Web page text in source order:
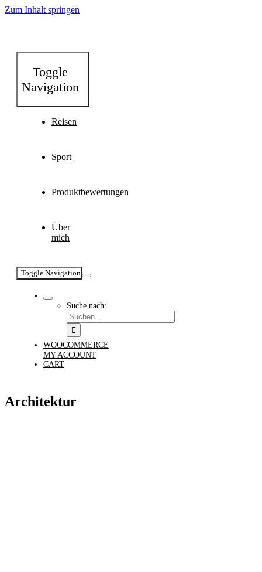
Zum Inhalt springen
Toggle
Navigation
Reisen
Sport
Produktbewertungen
Über
mich
Toggle Navigation
Suche nach:
WOOCOMMERCE
MY ACCOUNT
CART
Architektur